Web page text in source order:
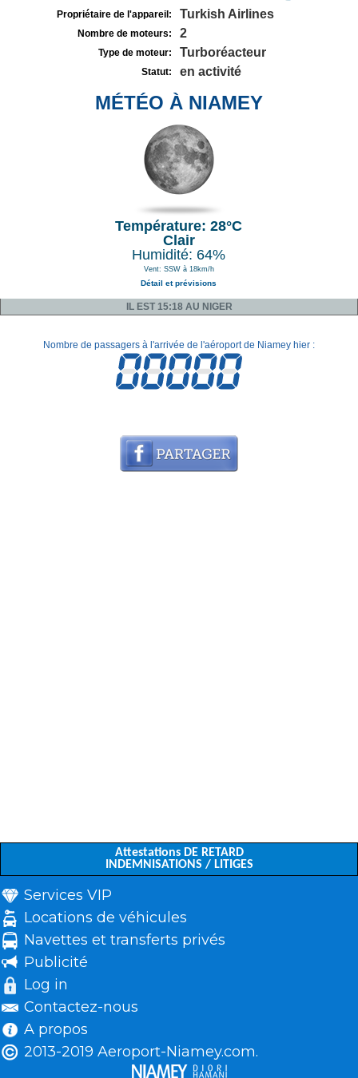
Propriétaire de l'appareil: Turkish Airlines
Nombre de moteurs: 2
Type de moteur: Turboréacteur
Statut: en activité
MÉTÉO À NIAMEY
Température: 28°C
Clair
Humidité: 64%
Vent: SSW à 18km/h
Détail et prévisions
IL EST 15:18 AU NIGER
Nombre de passagers à l'arrivée de l'aéroport de Niamey hier :
Attestations DE RETARD
INDEMNISATIONS / LITIGES
Services VIP
Locations de véhicules
Navettes et transferts privés
Publicité
Log in
Contactez-nous
A propos
2013-2019 Aeroport-Niamey.com.